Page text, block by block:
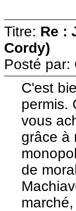
Titre: Re :
Cordy)
Posté par:
C'est
permis.
vous
grâce à
de